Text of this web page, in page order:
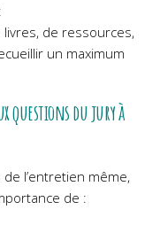
de ressources,
un maximum
questions du jury à
l’entretien même,
de :